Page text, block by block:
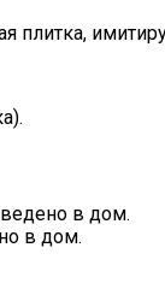
плитка,
в дом.
в дом.